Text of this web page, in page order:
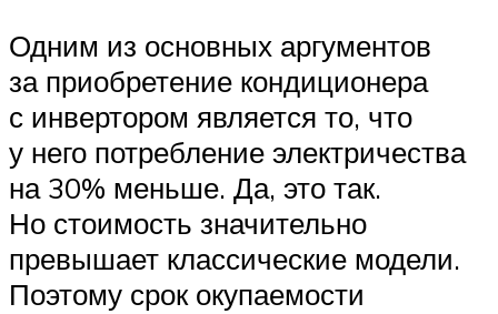
Одним из основных аргументов
за приобретение кондиционера
с инвертором является то, что
у него потребление электричества
на 30% меньше. Да, это так.
Но стоимость значительно
превышает классические модели.
Поэтому срок окупаемости